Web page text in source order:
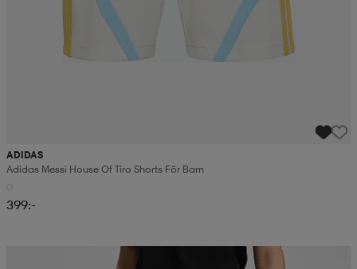
ADIDAS
Adidas Messi House Of Tiro Shorts För Barn
399:-